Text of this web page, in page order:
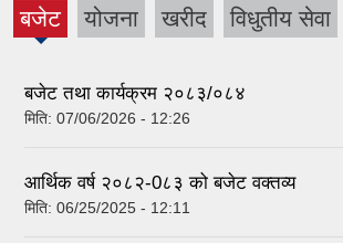
बजेट
(active
योजना खरीद विधुतीय सेवा
बजेट तथा कार्यक्रम २०८३/०८४
मिति: 07/06/2026 - 12:26
आर्थिक वर्ष २०८२-0८३ को बजेट वक्तव्य
मिति: 06/25/2025 - 12:11